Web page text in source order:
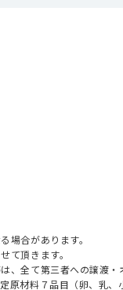
場合があります。
て頂きます。
、全て第三者への譲渡・
原材料７品目（卵、乳